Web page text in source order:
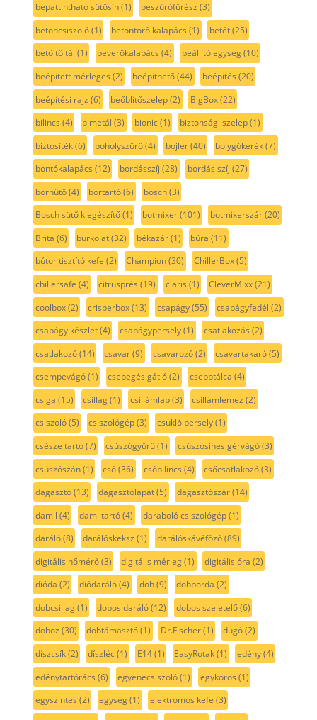
bepattintható sütősín(1) beszúrófűrész (3)
betoncsiszoló(1) betontörő kalapács (1) betét(25)
betöltő tál (1) beverőkalapács (4) beállító egység(10)
beépített mérleges (2) beépíthető(44) beépítés (20)
beépítési rajz (6) beőblítőszelep(2) BigBox(22)
bilincs (4) bimetál (3) bionic(1) biztonsági szelep(1)
biztosíték(6) boholyszűrő(4) bojler(40) bolygókerék(7)
bontókalapács (12) bordásszíj (28) bordás szíj (27)
borhűtő(4) bortartó(6) bosch(3)
Bosch sütő kiegészítő(1) botmixer(101) botmixerszár(20)
Brita (6) burkolat(32) békazár(1) búra (11)
bútor tisztító kefe (2) Champion(30) ChillerBox(5)
chillersafe (4) citrusprés (19) claris (1) CleverMixx(21)
coolbox(2) crisperbox(13) csapágy(55) csapágyfedél (2)
csapágy készlet(4) csapágypersely(1) csatlakozás (2)
csatlakozó(14) csavar(9) csavarozó(2) csavartakaró(5)
csempevágó(1) csepegés gátló(2) csepptálca (4)
csiga (15) csillag(1) csillámlap(3) csillámlemez (2)
csiszoló(5) csiszológép(3) csukló persely(1)
csésze tartó(7) csúszógyűrű(1) csúszósines gérvágó(3)
csúszószán(1) cső(36) csőbilincs (4) csőcsatlakozó(3)
dagasztó(13) dagasztólapát(5) dagasztószár(14)
damil (4) damiltartó(4) daraboló csiszológép(1)
daráló(8) darálóskeksz (1) darálóskávéfőző(89)
digitális hőmérő(3) digitális mérleg(1) digitális óra (2)
dióda (2) diódaráló(4) dob(9) dobborda (2)
dobcsillag(1) dobos daráló(12) dobos szeletelő(6)
doboz (30) dobtámasztó(1) Dr.Fischer(1) dugó(2)
díszcsík(2) díszléc(1) E14(1) EasyRotak(1) edény(4)
edénytartórács (6) egyenecsiszoló(1) egykörös (1)
egyszintes (2) egység(1) elektromos kefe (3)